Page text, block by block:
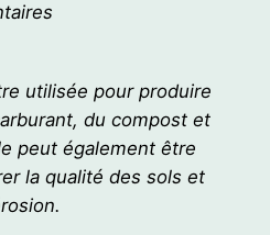
utilisée pour produire
du compost et
peut également être
la qualité des sols et